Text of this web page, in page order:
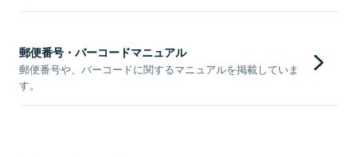
郵便番号・バーコードマニュアル
郵便番号や、バーコードに関するマニュアルを掲載していま
す。